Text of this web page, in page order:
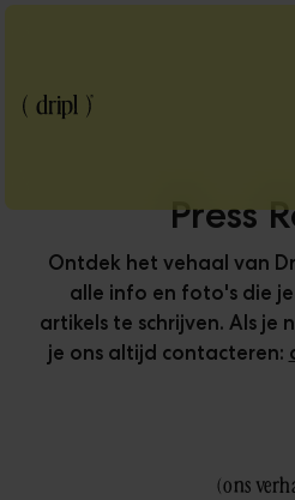
Press
Ontdek het vehaal van
alle info en foto's die
artikels te schrijven. Als je
je ons altijd contacteren:
(ons